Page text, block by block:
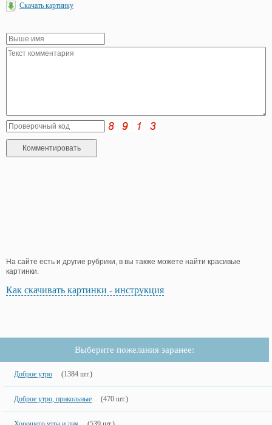
Скачать картинку
На сайте есть и другие рубрики, в вы также можете найти красивые
картинки.
Как скачивать картинки - инструкция
Выберите пожелания заранее:
Доброе утро (1384 шт.)
Доброе утро, прикольные (470 шт.)